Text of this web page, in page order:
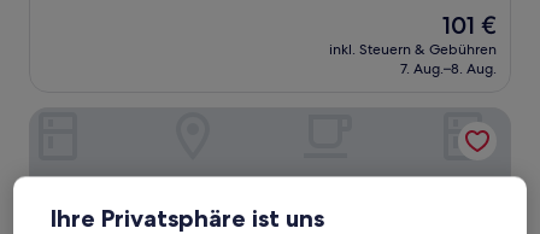
Der
Preis
beträgt
101 €
inkl. Steuern & Gebühren
7. Aug.–8. Aug.
Ihre Privatsphäre ist uns